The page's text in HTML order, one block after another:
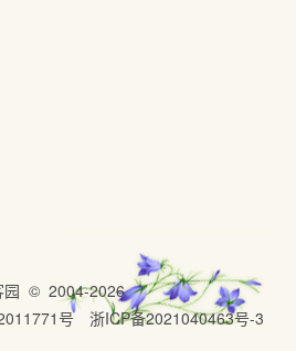
© 2004-2026
号
浙ICP备2021040463号-3